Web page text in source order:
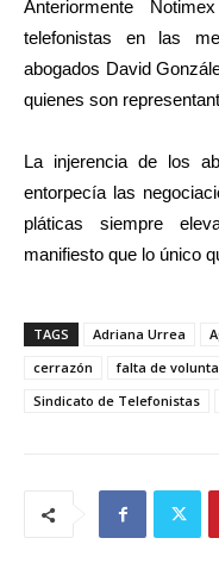
Anteriormente
telefonistas en las
abogados David
quienes son
La injerencia de los
entorpecía las
pláticas siempre
manifiesto que lo único
TAGS Adriana Urrea
cerrazón
falta de
Sindicato de Telefonistas